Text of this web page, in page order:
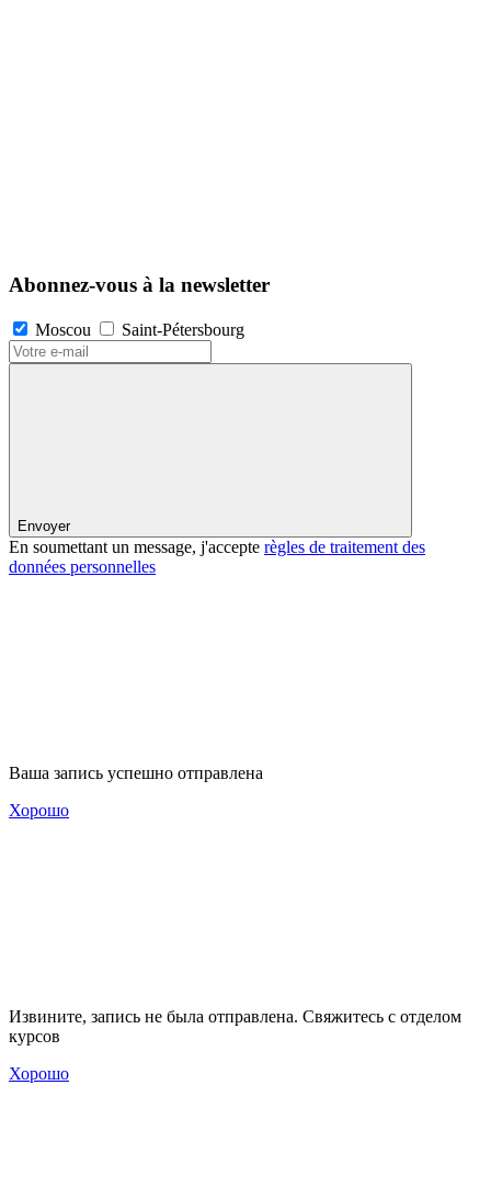
Abonnez-vous à la newsletter
Moscou Saint-Pétersbourg
Envoyer
En soumettant un message, j'accepte règles de traitement des
données personnelles
Ваша запись успешно отправлена
Хорошо
Извините, запись не была отправлена. Свяжитесь с отделом
курсов
Хорошо